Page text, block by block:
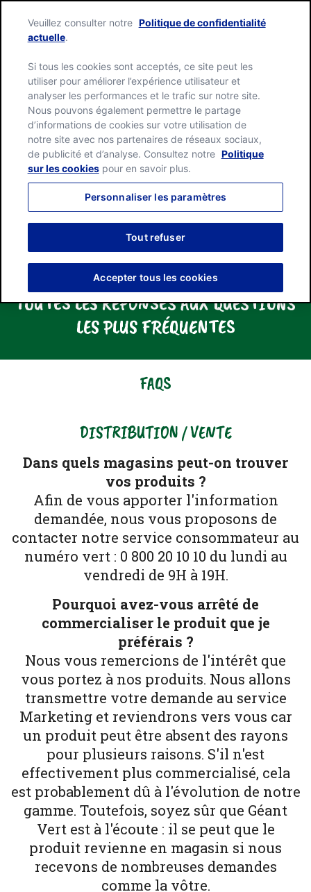
content
Green
Giant
home
TOUTES LES RÉPONSES AUX QUESTIONS
LES PLUS FRÉQUENTES
FAQS
DISTRIBUTION / VENTE
Dans quels magasins peut-on trouver
vos produits ?
Afin de vous apporter l'information
demandée, nous vous proposons de
contacter notre service consommateur au
numéro vert : 0 800 20 10 10 du lundi au
vendredi de 9H à 19H.
Pourquoi avez-vous arrêté de
commercialiser le produit que je
préférais ?
Nous vous remercions de l'intérêt que
vous portez à nos produits. Nous allons
transmettre votre demande au service
Marketing et reviendrons vers vous car
un produit peut être absent des rayons
pour plusieurs raisons. S'il n'est
effectivement plus commercialisé, cela
est probablement dû à l'évolution de notre
gamme. Toutefois, soyez sûr que Géant
Vert est à l'écoute : il se peut que le
produit revienne en magasin si nous
recevons de nombreuses demandes
comme la vôtre.
Veuillez consulter notre Politique de confidentialité
actuelle.
Si tous les cookies sont acceptés, ce site peut les
utiliser pour améliorer l’expérience utilisateur et
analyser les performances et le trafic sur notre site.
Nous pouvons également permettre le partage
d’informations de cookies sur votre utilisation de
notre site avec nos partenaires de réseaux sociaux,
de publicité et d’analyse. Consultez notre Politique
sur les cookiespour en savoir plus.
Personnaliser les paramètres
Tout refuser
Accepter tous les cookies